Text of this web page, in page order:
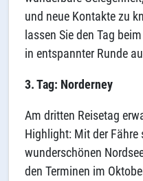
und neue Kontakte zu
lassen Sie den Tag
in entspannter Runde
3. Tag: Norderney
Am dritten Reisetag
Highlight: Mit der Fähre
wunderschönen
den Terminen im